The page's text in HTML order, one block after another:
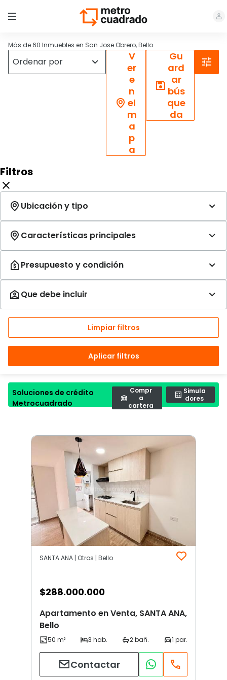
Más de 60 Inmuebles en San Jose Obrero, Bello
V
er
e
n
el
m
a
p
a
Gu
ard
ar
bús
que
da
Filtros
Limpiar filtros
Aplicar filtros
Soluciones de crédito
Metrocuadrado
Compr
a
cartera
Simula
dores
SANTA ANA | Otros | Bello
$288.000.000
Apartamento en Venta, SANTA ANA,
Bello
Contactar